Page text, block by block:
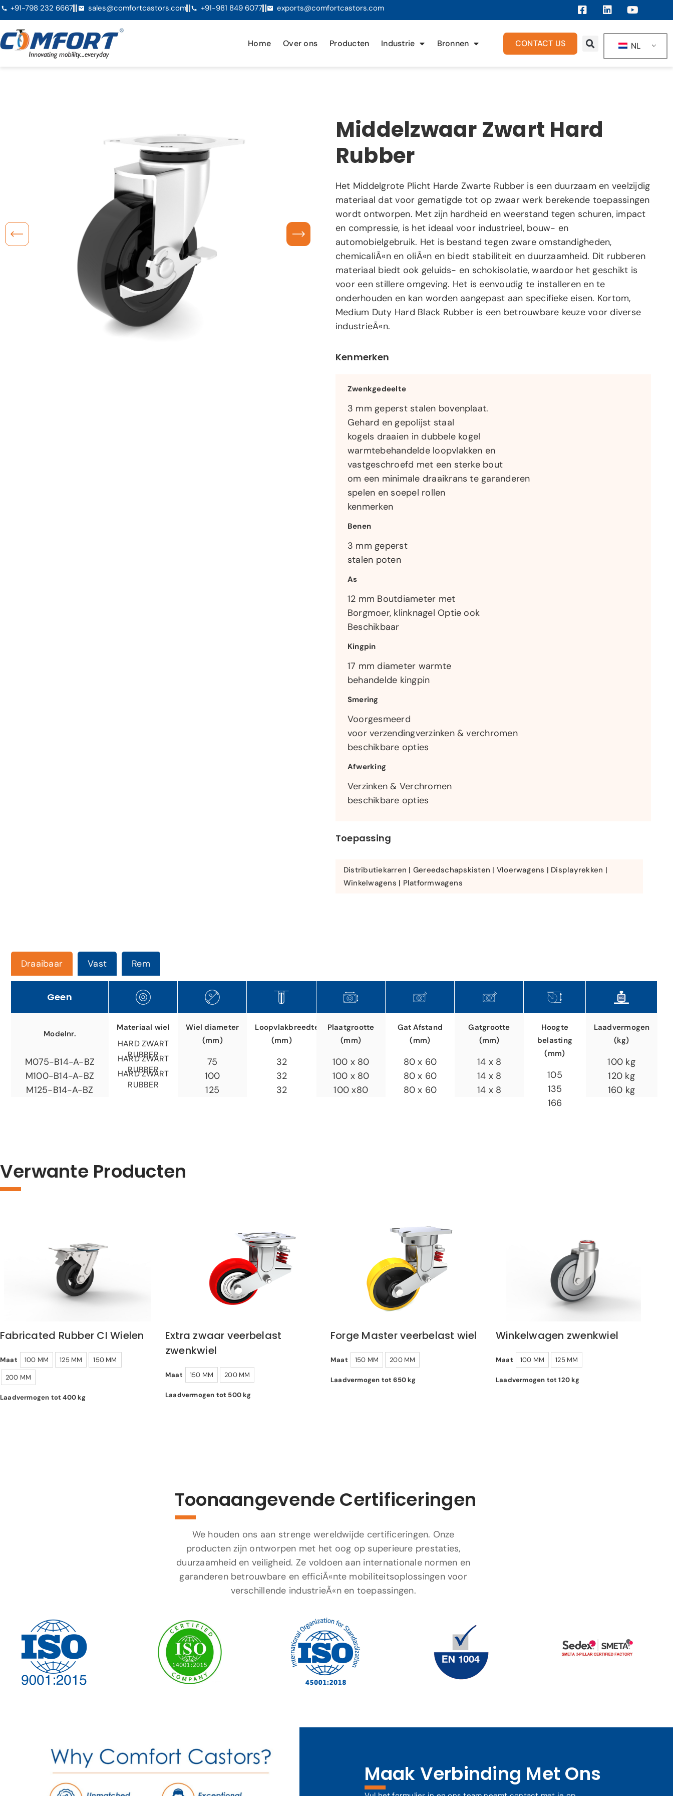
+91-798 232 6667 sales@comfortcastors.com +91-981 849 6077 exports@comfortcastors.com
Home Over ons Producten Industrie Bronnen CONTACT US NL
Middelzwaar Zwart Hard
Rubber
Het Middelgrote Plicht Harde Zwarte Rubber is een duurzaam en veelzijdig
materiaal dat voor gematigde tot op zwaar werk berekende toepassingen
wordt ontworpen. Met zijn hardheid en weerstand tegen schuren, impact
en compressie, is het ideaal voor industrieel, bouw- en
automobielgebruik. Het is bestand tegen zware omstandigheden,
chemicaliÃ«n en oliÃ«n en biedt stabiliteit en duurzaamheid. Dit rubberen
materiaal biedt ook geluids- en schokisolatie, waardoor het geschikt is
voor een stillere omgeving. Het is eenvoudig te installeren en te
onderhouden en kan worden aangepast aan specifieke eisen. Kortom,
Medium Duty Hard Black Rubber is een betrouwbare keuze voor diverse
industrieÃ«n.
Kenmerken
Zwenkgedeelte
3 mm geperst stalen bovenplaat.
Gehard en gepolijst staal
kogels draaien in dubbele kogel
warmtebehandelde loopvlakken en
vastgeschroefd met een sterke bout
om een minimale draaikrans te garanderen
spelen en soepel rollen
kenmerken
Benen
3 mm geperst
stalen poten
As
12 mm Boutdiameter met
Borgmoer, klinknagel Optie ook
Beschikbaar
Kingpin
17 mm diameter warmte
behandelde kingpin
Smering
Voorgesmeerd
voor verzendingverzinken & verchromen
beschikbare opties
Afwerking
Verzinken & Verchromen
beschikbare opties
Toepassing
Distributiekarren | Gereedschapskisten | Vloerwagens | Displayrekken |
Winkelwagens | Platformwagens
Draaibaar Vast Rem
Geen
Modelnr.
M075-B14-A-BZ
M100-B14-A-BZ
M125-B14-A-BZ
Materiaal wiel
HARD ZWART
RUBBER
HARD ZWART
RUBBER
HARD ZWART
RUBBER
Wiel diameter
(mm)
75
100
125
Loopvlakbreedte
(mm)
32
32
32
Plaatgrootte
(mm)
100 x 80
100 x 80
100 x80
Gat Afstand
(mm)
80 x 60
80 x 60
80 x 60
Gatgrootte
(mm)
14 x 8
14 x 8
14 x 8
Hoogte
belasting
(mm)
105
135
166
Laadvermogen
(kg)
100 kg
120 kg
160 kg
Verwante Producten
Fabricated Rubber CI Wielen
Maat 100 MM 125 MM 150 MM
200 MM
Laadvermogen tot 400 kg
Extra zwaar veerbelast
zwenkwiel
Maat 150 MM 200 MM
Laadvermogen tot 500 kg
Forge Master veerbelast wiel
Maat 150 MM 200 MM
Laadvermogen tot 650 kg
Winkelwagen zwenkwiel
Maat 100 MM 125 MM
Laadvermogen tot 120 kg
Toonaangevende Certificeringen
We houden ons aan strenge wereldwijde certificeringen. Onze
producten zijn ontworpen met het oog op superieure prestaties,
duurzaamheid en veiligheid. Ze voldoen aan internationale normen en
garanderen betrouwbare en efficiÃ«nte mobiliteitsoplossingen voor
verschillende industrieÃ«n en toepassingen.
Maak Verbinding Met Ons